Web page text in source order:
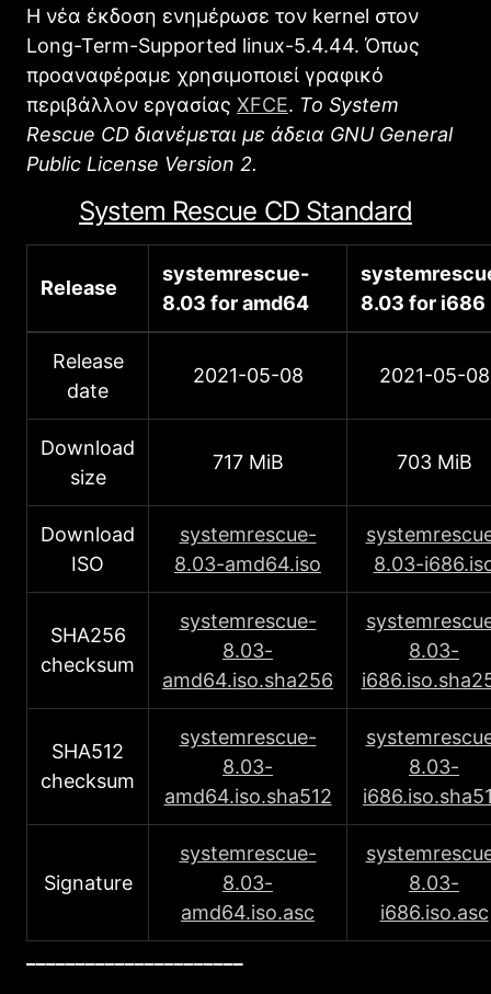
Η νέα έκδοση ενημέρωσε τον kernel στον
Long-Term-Supported linux-5.4.44. Όπως
προαναφέραμε χρησιμοποιεί γραφικό
περιβάλλον εργασίας XFCE. To System
Rescue CD διανέμεται με άδεια GNU General
Public License Version 2.
System Rescue CD Standard
Release
systemrescue-
8.03 for amd64
8.03 for i686
Release
date
2021-05-08 2021-05-08
Download
size
717 MiB 703 MiB
Download
ISO
systemrescue-
8.03-amd64.iso
8.03-
SHA256
checksum
systemrescue-
8.03-
amd64.iso.sha256
8.03-
SHA512
checksum
systemrescue-
8.03-
amd64.iso.sha512
8.03-
Signature
systemrescue-
8.03-
amd64.iso.asc
8.03-
i686.iso.asc